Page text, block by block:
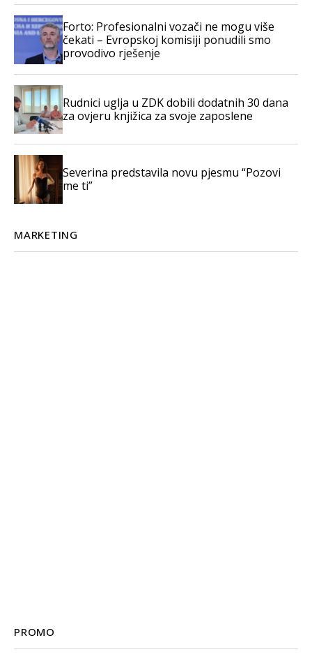
Forto: Profesionalni vozači ne mogu više
čekati – Evropskoj komisiji ponudili smo
provodivo rješenje
Rudnici uglja u ZDK dobili dodatnih 30 dana
za ovjeru knjižica za svoje zaposlene
Severina predstavila novu pjesmu “Pozovi
me ti”
MARKETING
PROMO